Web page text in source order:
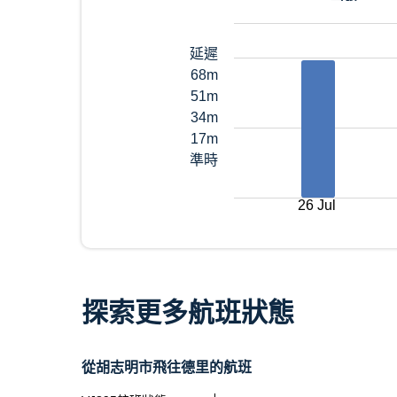
延遲
68m
51m
34m
17m
準時
26 Jul
探索更多航班狀態
從胡志明市飛往德里的航班